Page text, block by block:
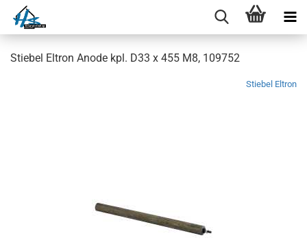
Stiebel Eltron Anode kpl. D33 x 455 M8, 109752
Stiebel Eltron